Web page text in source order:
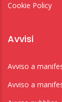
Cookie Policy
Avvisi
Avviso a
Avviso a